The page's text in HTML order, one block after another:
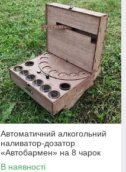
Автоматичний алкогольний
наливатор-дозатор
«Автобармен» на 8 чарок
В наявності